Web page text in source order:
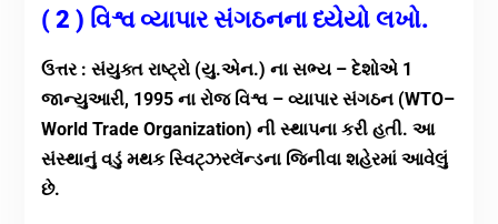
( 2 ) વિશ્વ વ્યાપાર સંગઠનના ધ્યેયો લખો.
ઉત્તર : સંયુક્ત રાષ્ટ્રો (યુ.એન.) ના સભ્ય – દેશોએ 1
જાન્યુઆરી, 1995 ના રોજ વિશ્વ – વ્યાપાર સંગઠન (WTO–
World Trade Organization) ની સ્થાપના કરી હતી. આ
સંસ્થાનું વડું મથક સ્વિટ્ઝરલૅન્ડના જિનીવા શહેરમાં આવેલું
છે.